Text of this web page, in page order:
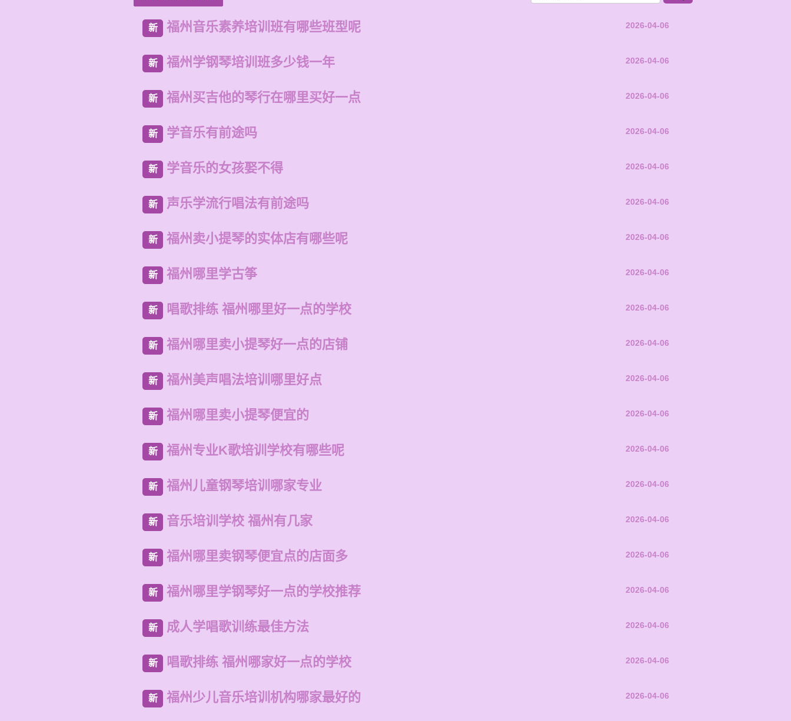
新 福州音乐素养培训班有哪些班型呢 2026-04-06
新 福州学钢琴培训班多少钱一年 2026-04-06
新 福州买吉他的琴行在哪里买好一点 2026-04-06
新 学音乐有前途吗 2026-04-06
新 学音乐的女孩娶不得 2026-04-06
新 声乐学流行唱法有前途吗 2026-04-06
新 福州卖小提琴的实体店有哪些呢 2026-04-06
新 福州哪里学古筝 2026-04-06
新 唱歌排练 福州哪里好一点的学校 2026-04-06
新 福州哪里卖小提琴好一点的店铺 2026-04-06
新 福州美声唱法培训哪里好点 2026-04-06
新 福州哪里卖小提琴便宜的 2026-04-06
新 福州专业K歌培训学校有哪些呢 2026-04-06
新 福州儿童钢琴培训哪家专业 2026-04-06
新 音乐培训学校 福州有几家 2026-04-06
新 福州哪里卖钢琴便宜点的店面多 2026-04-06
新 福州哪里学钢琴好一点的学校推荐 2026-04-06
新 成人学唱歌训练最佳方法 2026-04-06
新 唱歌排练 福州哪家好一点的学校 2026-04-06
新 福州少儿音乐培训机构哪家最好的 2026-04-06